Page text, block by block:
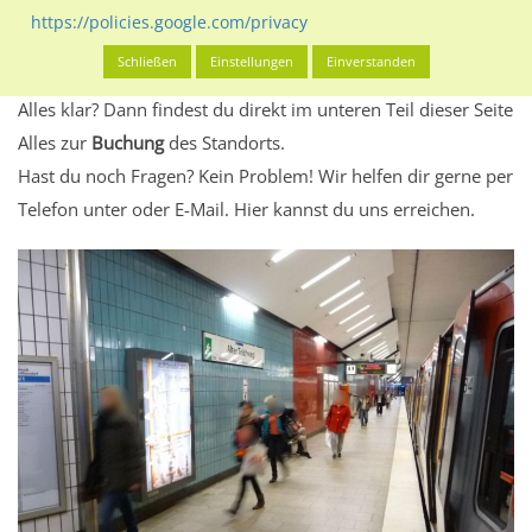
Standort, seine Reichweite und Werbewirkung sowie
eventuelle Beschränkungen in den zugelassenen
Werbeinhalten informieren.
Alles klar? Dann findest du direkt im unteren Teil dieser Seite
Alles zur Buchungdes Standorts.
Hast du noch Fragen? Kein Problem! Wir helfen dir gerne per
Telefon unter oder E-Mail. Hier kannst du uns erreichen.
https://policies.google.com/privacy
Schließen Einstellungen Einverstanden